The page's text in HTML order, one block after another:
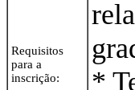
Requisitos
para a
inscrição:
*